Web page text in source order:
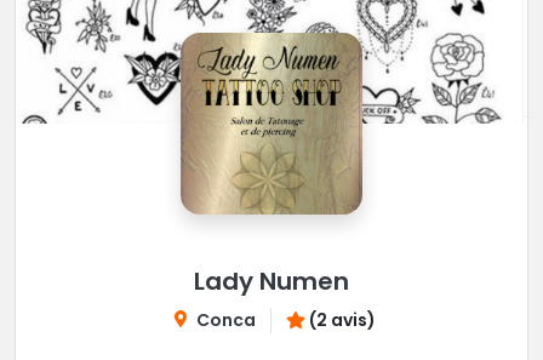
Lady Numen
Conca (2 avis)